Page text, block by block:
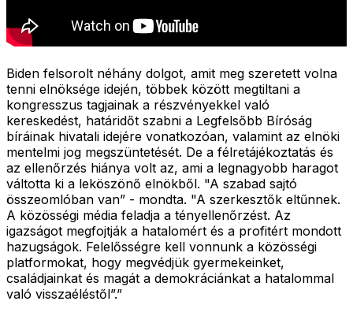
Biden felsorolt néhány dolgot, amit meg szeretett volna
tenni elnöksége idején, többek között megtiltani a
kongresszus tagjainak a részvényekkel való
kereskedést, határidőt szabni a Legfelsőbb Bíróság
bíráinak hivatali idejére vonatkozóan, valamint az elnöki
mentelmi jog megszüntetését. De a félretájékoztatás és
az ellenőrzés hiánya volt az, ami a legnagyobb haragot
váltotta ki a leköszönő elnökből. "A szabad sajtó
összeomlóban van” - mondta. "A szerkesztők eltűnnek.
A közösségi média feladja a tényellenőrzést. Az
igazságot megfojtják a hatalomért és a profitért mondott
hazugságok. Felelősségre kell vonnunk a közösségi
platformokat, hogy megvédjük gyermekeinket,
családjainkat és magát a demokráciánkat a hatalommal
való visszaéléstől”.”